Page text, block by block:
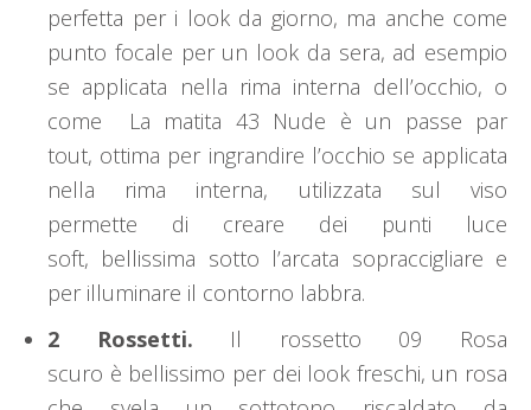
perfetta per i look da giorno, ma anche come
punto focale per un look da sera, ad esempio
se applicata nella rima interna dell’occhio, o
come La matita 43 Nude è un passe par
tout, ottima per ingrandire l’occhio se applicata
nella rima interna, utilizzata sul viso
permette di creare dei punti luce
soft, bellissima sotto l’arcata sopraccigliare e
per illuminare il contorno labbra.
2 Rossetti. Il rossetto 09 Rosa
scuro è bellissimo per dei look freschi, un rosa